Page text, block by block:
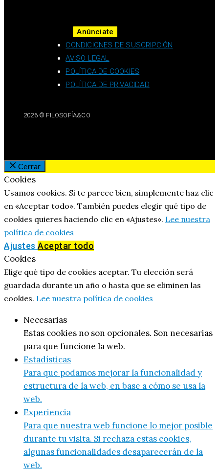
Anúnciate
CONDICIONES DE SUSCRIPCIÓN
AVISO LEGAL
POLÍTICA DE COOKIES
POLÍTICA DE PRIVACIDAD
2026 © FILOSOFÍA&CO
Cerrar
Cookies
Usamos cookies. Si te parece bien, simplemente haz clic
en «Aceptar todo». También puedes elegir qué tipo de
cookies quieres haciendo clic en «Ajustes». Lee nuestra
política de cookies
Ajustes Aceptar todo
Cookies
Elige qué tipo de cookies aceptar. Tu elección será
guardada durante un año o hasta que se eliminen las
cookies. Lee nuestra política de cookies
Necesarias
Estas cookies no son opcionales. Son necesarias
para que funcione la web.
Estadísticas
Para que podamos mejorar la funcionalidad y
estructura de la web, en base a cómo se usa la
web.
Experiencia
Para que nuestra web funcione lo mejor posible
durante tu visita. Si rechaza estas cookies,
algunas funcionalidades desaparecerán de la
web.